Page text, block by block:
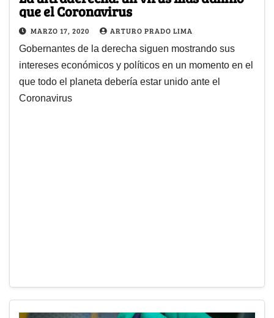
que el Coronavirus
MARZO 17, 2020 ARTURO PRADO LIMA
Gobernantes de la derecha siguen mostrando sus
intereses económicos y políticos en un momento en el
que todo el planeta debería estar unido ante el
Coronavirus